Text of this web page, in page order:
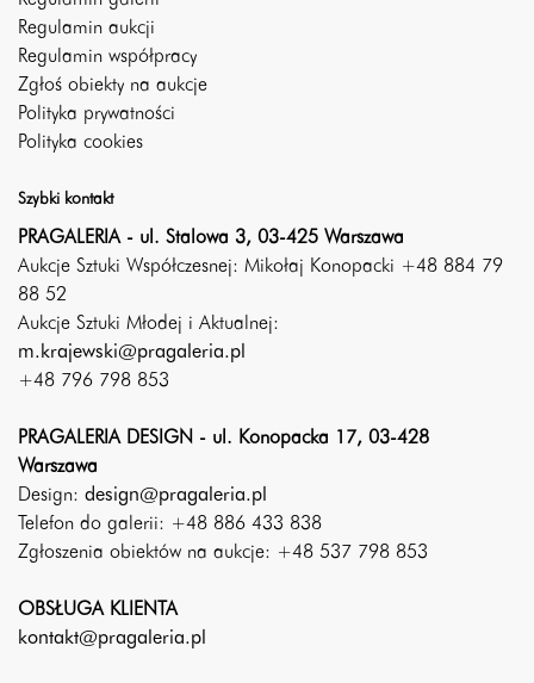
Regulamin aukcji
Regulamin współpracy
Zgłoś obiekty na aukcje
Polityka prywatności
Polityka cookies
Szybki kontakt
PRAGALERIA - ul. Stalowa 3, 03-425 Warszawa
Aukcje Sztuki Współczesnej: Mikołaj Konopacki +48 884 79
88 52
Aukcje Sztuki Młodej i Aktualnej:
m.krajewski@pragaleria.pl
+48 796 798 853
PRAGALERIA DESIGN - ul. Konopacka 17, 03-428
Warszawa
Design: design@pragaleria.pl
Telefon do galerii: +48 886 433 838
Zgłoszenia obiektów na aukcje: +48 537 798 853
OBSŁUGA KLIENTA
kontakt@pragaleria.pl